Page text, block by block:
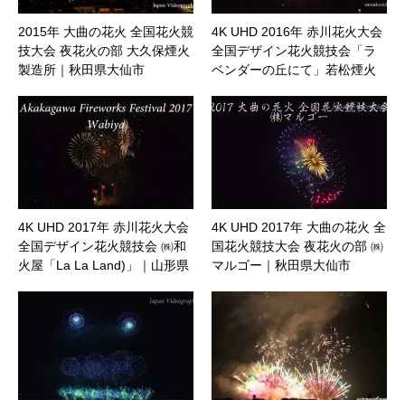
2015年 大曲の花火 全国花火競
技大会 夜花火の部 大久保煙火
製造所｜秋田県大仙市
4K UHD 2016年 赤川花火大会
全国デザイン花火競技会「ラ
ベンダーの丘にて」若松煙火
4K UHD 2017年 赤川花火大会
全国デザイン花火競技会 ㈱和
火屋「La La Land)」｜山形県
4K UHD 2017年 大曲の花火 全
国花火競技大会 夜花火の部 ㈱
マルゴー｜秋田県大仙市